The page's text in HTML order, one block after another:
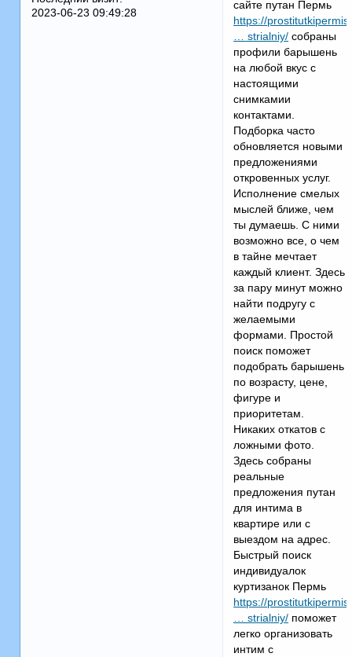
2023-06-23 09:49:28
сайте путан Пермь
https://
… strialniy/ собраны
профили барышень
на любой вкус с
настоящими
снимкамии
контактами.
Подборка часто
обновляется новыми
предложениями
откровенных услуг.
Исполнение смелых
мыслей ближе, чем
ты думаешь. С ними
возможно все, о чем
в тайне мечтает
каждый клиент. Здесь
за пару минут можно
найти подругу с
желаемыми
формами. Простой
поиск поможет
подобрать барышень
по возрасту, цене,
фигуре и
приоритетам.
Никаких откатов с
ложными фото.
Здесь собраны
реальные
предложения путан
для интима в
квартире или с
выездом на адрес.
Быстрый поиск
индивидуалок
куртизанок Пермь
https://
… strialniy/ поможет
легко организовать
интим с